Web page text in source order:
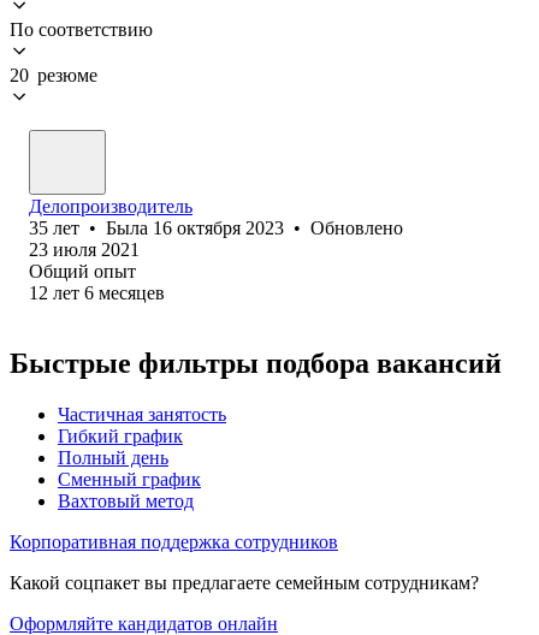
По соответствию
20 резюме
Делопроизводитель
35 лет • Была 16 октября 2023 • Обновлено
23 июля 2021
Общий опыт
12 лет 6 месяцев
Быстрые фильтры подбора вакансий
Частичная занятость
Гибкий график
Полный день
Сменный график
Вахтовый метод
Корпоративная поддержка сотрудников
Какой соцпакет вы предлагаете семейным сотрудникам?
Оформляйте кандидатов онлайн